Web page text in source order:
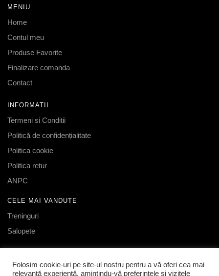
MENIU
Home
Contul meu
Produse Favorite
Finalizare comanda
Contact
INFORMATII
Termeni si Conditii
Politică de confidențialitate
Politica cookie
Politica retur
ANPC
CELE MAI VANDUTE
Treninguri
Salopete
Facebook
Folosim cookie-uri pe site-ul nostru pentru a vă oferi cea mai
relevantă experiență, amintindu-vă preferințele și vizitele